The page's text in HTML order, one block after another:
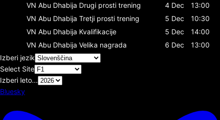
VN Abu Dhabija Drugi prosti trening 4 Dec
13:00
VN Abu Dhabija Tretji prosti trening 5 Dec
10:30
VN Abu Dhabija Kvalifikacije 5 Dec
14:00
VN Abu Dhabija Velika nagrada 6 Dec
13:00
Izberi jezik
Select Site
Izberi leto...
Bluesky